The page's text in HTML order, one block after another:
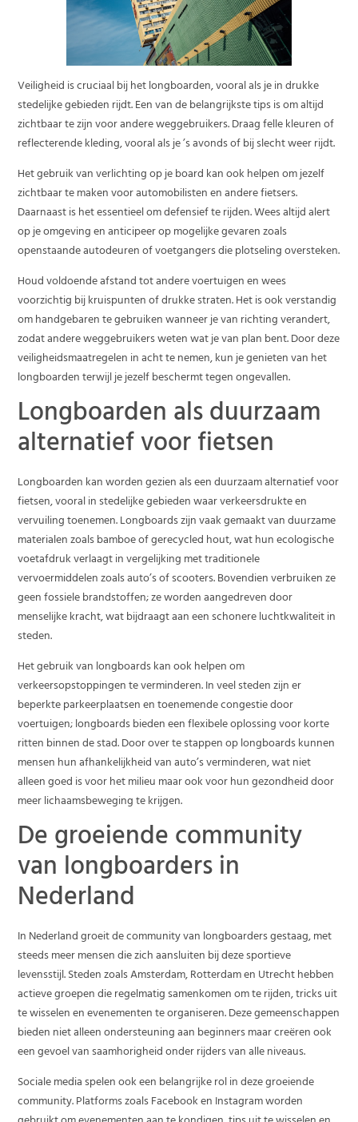
Veiligheid is cruciaal bij het longboarden, vooral als je in drukke
stedelijke gebieden rijdt. Een van de belangrijkste tips is om altijd
zichtbaar te zijn voor andere weggebruikers. Draag felle kleuren of
reflecterende kleding, vooral als je ’s avonds of bij slecht weer rijdt.
Het gebruik van verlichting op je board kan ook helpen om jezelf
zichtbaar te maken voor automobilisten en andere fietsers.
Daarnaast is het essentieel om defensief te rijden. Wees altijd alert
op je omgeving en anticipeer op mogelijke gevaren zoals
openstaande autodeuren of voetgangers die plotseling oversteken.
Houd voldoende afstand tot andere voertuigen en wees
voorzichtig bij kruispunten of drukke straten. Het is ook verstandig
om handgebaren te gebruiken wanneer je van richting verandert,
zodat andere weggebruikers weten wat je van plan bent. Door deze
veiligheidsmaatregelen in acht te nemen, kun je genieten van het
longboarden terwijl je jezelf beschermt tegen ongevallen.
Longboarden als duurzaam
alternatief voor fietsen
Longboarden kan worden gezien als een duurzaam alternatief voor
fietsen, vooral in stedelijke gebieden waar verkeersdrukte en
vervuiling toenemen. Longboards zijn vaak gemaakt van duurzame
materialen zoals bamboe of gerecycled hout, wat hun ecologische
voetafdruk verlaagt in vergelijking met traditionele
vervoermiddelen zoals auto’s of scooters. Bovendien verbruiken ze
geen fossiele brandstoffen; ze worden aangedreven door
menselijke kracht, wat bijdraagt aan een schonere luchtkwaliteit in
steden.
Het gebruik van longboards kan ook helpen om
verkeersopstoppingen te verminderen. In veel steden zijn er
beperkte parkeerplaatsen en toenemende congestie door
voertuigen; longboards bieden een flexibele oplossing voor korte
ritten binnen de stad. Door over te stappen op longboards kunnen
mensen hun afhankelijkheid van auto’s verminderen, wat niet
alleen goed is voor het milieu maar ook voor hun gezondheid door
meer lichaamsbeweging te krijgen.
De groeiende community
van longboarders in
Nederland
In Nederland groeit de community van longboarders gestaag, met
steeds meer mensen die zich aansluiten bij deze sportieve
levensstijl. Steden zoals Amsterdam, Rotterdam en Utrecht hebben
actieve groepen die regelmatig samenkomen om te rijden, tricks uit
te wisselen en evenementen te organiseren. Deze gemeenschappen
bieden niet alleen ondersteuning aan beginners maar creëren ook
een gevoel van saamhorigheid onder rijders van alle niveaus.
Sociale media spelen ook een belangrijke rol in deze groeiende
community. Platforms zoals Facebook en Instagram worden